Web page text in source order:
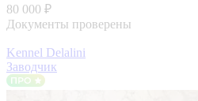
80 000 ₽
Документы проверены
Kennel Delalini
Заводчик